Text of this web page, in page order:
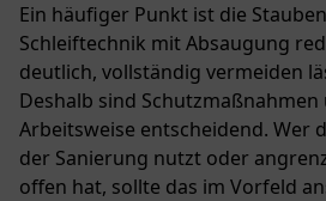
Ein häufiger Punkt ist die
Schleiftechnik mit Absaugung
deutlich, vollständig vermeiden
Deshalb sind
Arbeitsweise entscheidend. Wer
der Sanierung nutzt oder
offen hat, sollte das im Vorfeld